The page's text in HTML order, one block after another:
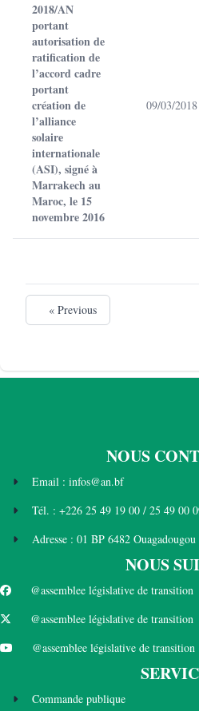
2018/AN
portant
autorisation de
ratification de
l’accord cadre
portant
création de
l’alliance
solaire
internationale
(ASI), signé à
Marrakech au
Maroc, le 15
novembre 2016
09/03/2018
« Previous
NOUS
Email : infos@an.bf
Tél. : +226 25 49 19 00 / 25 49 00
Adresse : 01 BP 6482 Ouagadougou
NOUS
@assemblee législative de transition
@assemblee législative de transition
@assemblee législative de transition
Commande publique